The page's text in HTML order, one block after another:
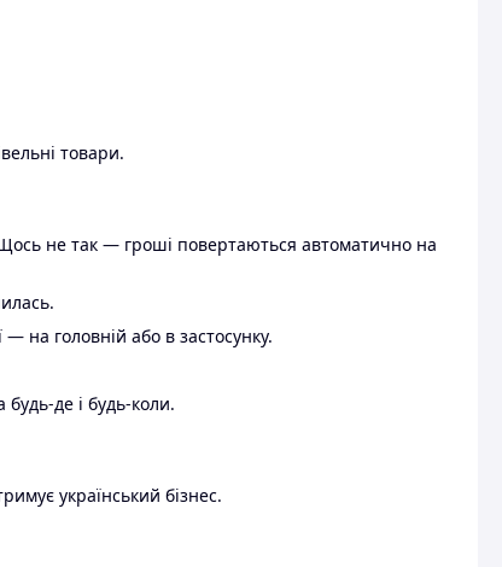
товари.
не так — гроші повертаються автоматично на
на головній або в застосунку.
де і будь-коли.
український бізнес.